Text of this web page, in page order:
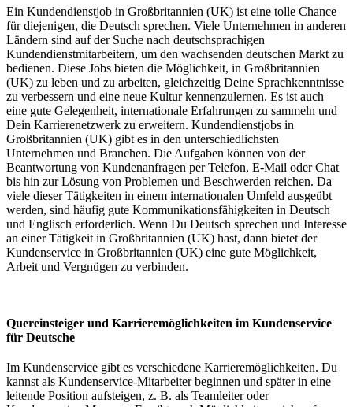
Ein Kundendienstjob in Großbritannien (UK) ist eine tolle Chance
für diejenigen, die Deutsch sprechen. Viele Unternehmen in anderen
Ländern sind auf der Suche nach deutschsprachigen
Kundendienstmitarbeitern, um den wachsenden deutschen Markt zu
bedienen. Diese Jobs bieten die Möglichkeit, in Großbritannien
(UK) zu leben und zu arbeiten, gleichzeitig Deine Sprachkenntnisse
zu verbessern und eine neue Kultur kennenzulernen. Es ist auch
eine gute Gelegenheit, internationale Erfahrungen zu sammeln und
Dein Karrierenetzwerk zu erweitern. Kundendienstjobs in
Großbritannien (UK) gibt es in den unterschiedlichsten
Unternehmen und Branchen. Die Aufgaben können von der
Beantwortung von Kundenanfragen per Telefon, E-Mail oder Chat
bis hin zur Lösung von Problemen und Beschwerden reichen. Da
viele dieser Tätigkeiten in einem internationalen Umfeld ausgeübt
werden, sind häufig gute Kommunikationsfähigkeiten in Deutsch
und Englisch erforderlich. Wenn Du Deutsch sprechen und Interesse
an einer Tätigkeit in Großbritannien (UK) hast, dann bietet der
Kundenservice in Großbritannien (UK) eine gute Möglichkeit,
Arbeit und Vergnügen zu verbinden.
Quereinsteiger und Karrieremöglichkeiten im Kundenservice
für Deutsche
Im Kundenservice gibt es verschiedene Karrieremöglichkeiten. Du
kannst als Kundenservice-Mitarbeiter beginnen und später in eine
leitende Position aufsteigen, z. B. als Teamleiter oder